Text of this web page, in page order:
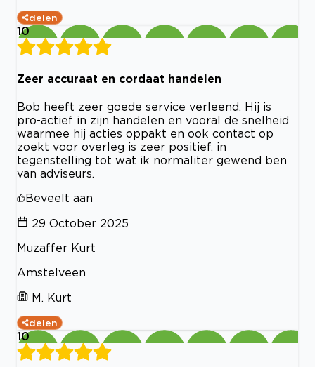
delen
10
Zeer accuraat en cordaat handelen
Bob heeft zeer goede service verleend. Hij is
pro-actief in zijn handelen en vooral de snelheid
waarmee hij acties oppakt en ook contact op
zoekt voor overleg is zeer positief, in
tegenstelling tot wat ik normaliter gewend ben
van adviseurs.
Beveelt aan
29 October 2025
Muzaffer Kurt
Amstelveen
M. Kurt
delen
10